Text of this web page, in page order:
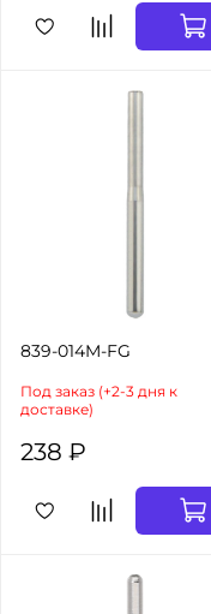
839-014M-FG
Под заказ (+2-3 дня к
доставке)
238 ₽